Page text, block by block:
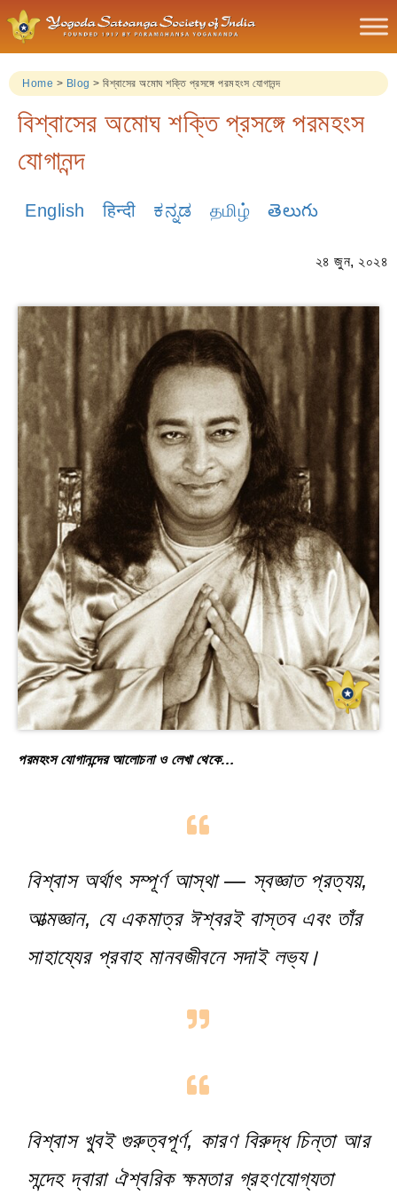
Home > Blog > বিশ্বাসের অমোঘ শক্তি প্রসঙ্গে পরমহংস যোগানন্দ
বিশ্বাসের অমোঘ শক্তি প্রসঙ্গে পরমহংস
যোগানন্দ
English हिन्दी ಕನ್ನಡ தமிழ் తెలుగు
২৪ জুন, ২০২৪
পরমহংস যোগানন্দের আলোচনা ও লেখা থেকে…
বিশ্বাস অর্থাৎ সম্পূর্ণ আস্থা — স্বজ্ঞাত প্রত্যয়,
আত্মজ্ঞান, যে একমাত্র ঈশ্বরই বাস্তব এবং তাঁর
সাহায্যের প্রবাহ মানবজীবনে সদাই লভ্য।
বিশ্বাস খুবই গুরুত্বপূর্ণ, কারণ বিরুদ্ধ চিন্তা আর
সন্দেহ দ্বারা ঐশ্বরিক ক্ষমতার গ্রহণযোগ্যতা